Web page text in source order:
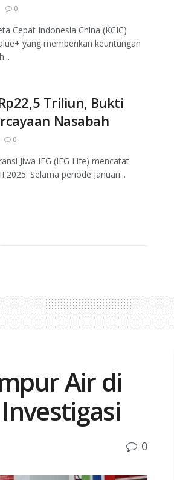
0
Cepat Indonesia China (KCIC)
yang memberikan keuntungan
Triliun, Bukti
Nasabah
0
Jiwa IFG (IFG Life) mencatat
Selama periode Januari...
Air di
0